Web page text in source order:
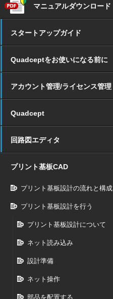
マニュアルダウンロード
スタートアップガイド
Quadceptをお使いになる前に
アカウント管理/ライセンス管理
Quadcept
回路図エディタ
プリント基板CAD
プリント基板設計の流れと構成
プリント基板設計を行う
プリント基板設計について
ネット読み込み
設計準備
ネット操作
部品を配置する